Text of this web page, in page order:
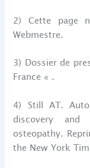
2) Cette page
Webmestre.
3) Dossier de
France « .
4) Still AT.
discovery
osteopathy.
the New York